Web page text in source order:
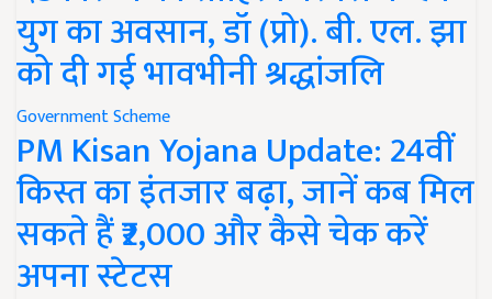
युग का अवसान, डॉ (प्रो). बी. एल. झा
को दी गई भावभीनी श्रद्धांजलि
Government Scheme
PM Kisan Yojana Update: 24वीं
किस्त का इंतजार बढ़ा, जानें कब मिल
सकते हैं ₹2,000 और कैसे चेक करें
अपना स्टेटस